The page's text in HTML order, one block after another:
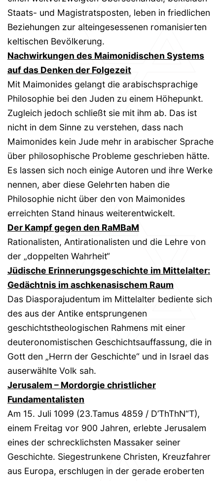
Staats- und Magistratsposten, leben in friedlichen
Beziehungen zur alteingesessenen romanisierten
keltischen Bevölkerung.
Nachwirkungen des Maimonidischen Systems
auf das Denken der Folgezeit
Mit Maimonides gelangt die arabischsprachige
Philosophie bei den Juden zu einem Höhepunkt.
Zugleich jedoch schließt sie mit ihm ab. Das ist
nicht in dem Sinne zu verstehen, dass nach
Maimonides kein Jude mehr in arabischer Sprache
über philosophische Probleme geschrieben hätte.
Es lassen sich noch einige Autoren und ihre Werke
nennen, aber diese Gelehrten haben die
Philosophie nicht über den von Maimonides
erreichten Stand hinaus weiterentwickelt.
Der Kampf gegen den RaMBaM
Rationalisten, Antirationalisten und die Lehre von
der „doppelten Wahrheit“
Jüdische Erinnerungsgeschichte im Mittelalter:
Gedächtnis im aschkenasischem Raum
Das Diasporajudentum im Mittelalter bediente sich
des aus der Antike entsprungenen
geschichtstheologischen Rahmens mit einer
deuteronomistischen Geschichtsauffassung, die in
Gott den „Herrn der Geschichte“ und in Israel das
auserwählte Volk sah.
Jerusalem – Mordorgie christlicher
Fundamentalisten
Am 15. Juli 1099 (23.Tamus 4859 / D’ThThN“T),
einem Freitag vor 900 Jahren, erlebte Jerusalem
eines der schrecklichsten Massaker seiner
Geschichte. Siegestrunkene Christen, Kreuzfahrer
aus Europa, erschlugen in der gerade eroberten